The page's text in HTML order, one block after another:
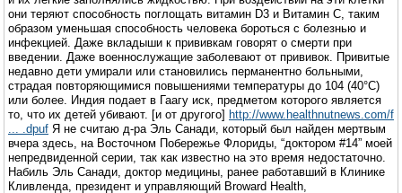
они теряют способность поглощать витамин D3 и Витамин C, таким
образом уменьшая способность человека бороться с болезнью и
инфекцией. Даже вкладыши к прививкам говорят о смерти при
введении. Даже военнослужащие заболевают от прививок. Привитые
недавно дети умирали или становились перманентно больными,
страдая повторяющимися повышениями температуры до 104 (40°С)
или более. Индия подает в Гаагу иск, предметом которого является
то, что их детей убивают. [и от другого] http://www.healthnutnews.com/f
... .dpuf Я не считаю д-ра Эль Санади, который был найден мертвым
вчера здесь, на Восточном Побережье Флориды, “доктором #14” моей
непредвиденной серии, так как известно на это время недостаточно.
Набиль Эль Санади, доктор медицины, ранее работавший в Клинике
Кливленда, президент и управляющий Broward Health,